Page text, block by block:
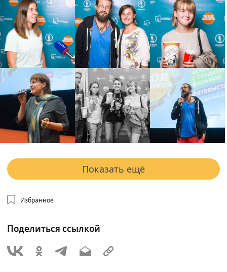
Показать ещё
Избранное
Поделиться ссылкой